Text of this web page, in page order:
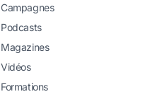
Campagnes
Podcasts
Magazines
Vidéos
Formations